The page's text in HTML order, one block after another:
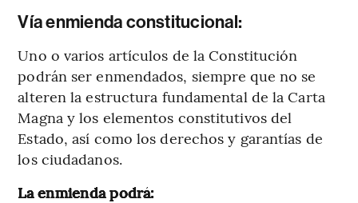
Vía enmienda constitucional:
Uno o varios artículos de la Constitución
podrán ser enmendados, siempre que no se
alteren la estructura fundamental de la Carta
Magna y los elementos constitutivos del
Estado, así como los derechos y garantías de
los ciudadanos.
La enmienda podrá: